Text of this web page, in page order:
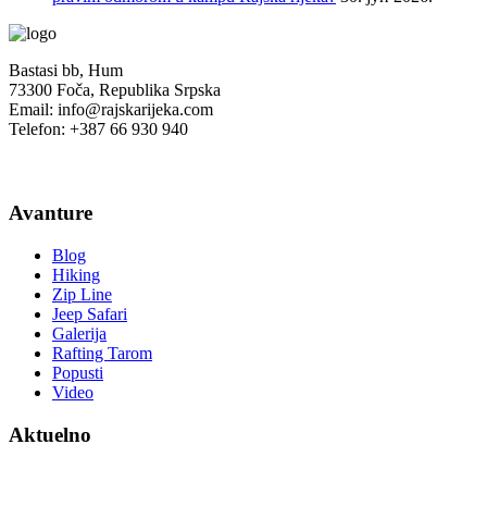
Bastasi bb, Hum
73300 Foča, Republika Srpska
Email: info@rajskarijeka.com
Telefon: +387 66 930 940
Avanture
Blog
Hiking
Zip Line
Jeep Safari
Galerija
Rafting Tarom
Popusti
Video
Aktuelno